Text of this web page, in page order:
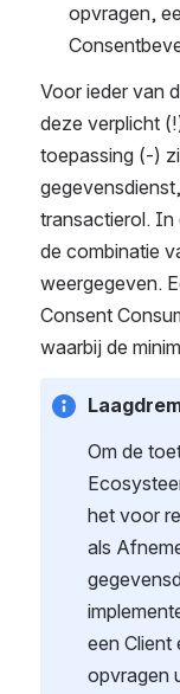
opvragen,
Voor ieder van
deze verplicht
toepassing (-)
transactierol. In
de combinatie
weergegeven.
Consent
waarbij de
Om de
het voor
als
een Client
opvragen